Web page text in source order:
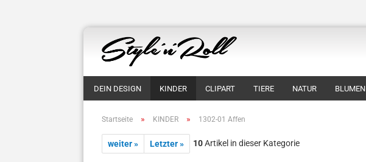
DEIN DESIGN KINDER CLIPART TIERE NATUR BLUMEN
Startseite » KINDER » 1302-01 Affen
weiter » Letzter » 10Artikel in dieser Kategorie